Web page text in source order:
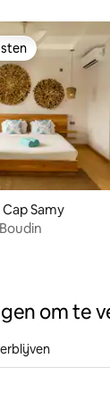
Samy
om te